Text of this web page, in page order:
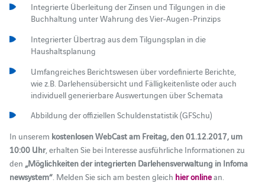
Integrierte Überleitung der Zinsen und Tilgungen in die
Buchhaltung unter Wahrung des Vier-Augen-Prinzips
Integrierter Übertrag aus dem Tilgungsplan in die
Haushaltsplanung
Umfangreiches Berichtswesen über vordefinierte Berichte,
wie z.B. Darlehensübersicht und Fälligkeitenliste oder auch
individuell generierbare Auswertungen über Schemata
Abbildung der offiziellen Schuldenstatistik (GFSchu)
In unserem kostenlosen WebCast am Freitag, den 01.12.2017, um
10:00 Uhr, erhalten Sie bei Interesse ausführliche Informationen zu
den „Möglichkeiten der integrierten Darlehensverwaltung in Infoma
newsystem“. Melden Sie sich am besten gleich hier onlinean.